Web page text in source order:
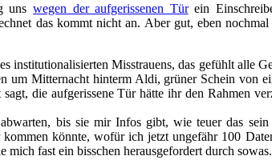
uns wegen der aufgerissenen Türein
das kommt nicht an. Aber gut, eben
Misstrauens, das gefühlt alle
um Mitternacht hinterm Aldi, grüner Schein von
die aufgerissene Tür hätte ihr den Rahmen
bis sie mir Infos gibt, wie teuer das
könnte, wofür ich jetzt ungefähr 100
fast ein bisschen herausgefordert durch sowas.